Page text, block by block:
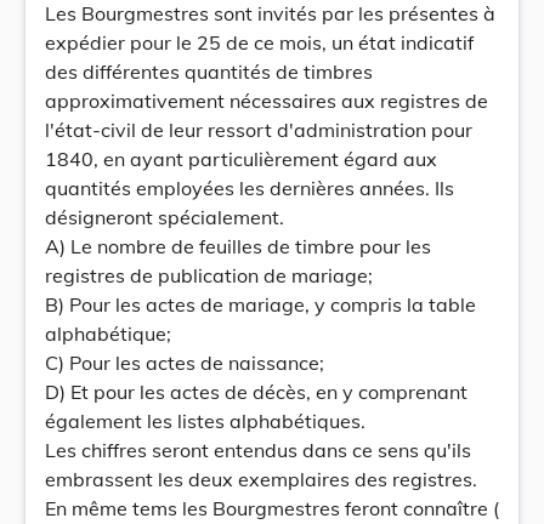
Les Bourgmestres sont invités par les présentes à
expédier pour le 25 de ce mois, un état indicatif
des différentes quantités de timbres
approximativement nécessaires aux registres de
l'état-civil de leur ressort d'administration pour
1840, en ayant particulièrement égard aux
quantités employées les dernières années. Ils
désigneront spécialement.
A) Le nombre de feuilles de timbre pour les
registres de publication de mariage;
B) Pour les actes de mariage, y compris la table
alphabétique;
C) Pour les actes de naissance;
D) Et pour les actes de décès, en y comprenant
également les listes alphabétiques.
Les chiffres seront entendus dans ce sens qu'ils
embrassent les deux exemplaires des registres.
En même tems les Bourgmestres feront connaître (